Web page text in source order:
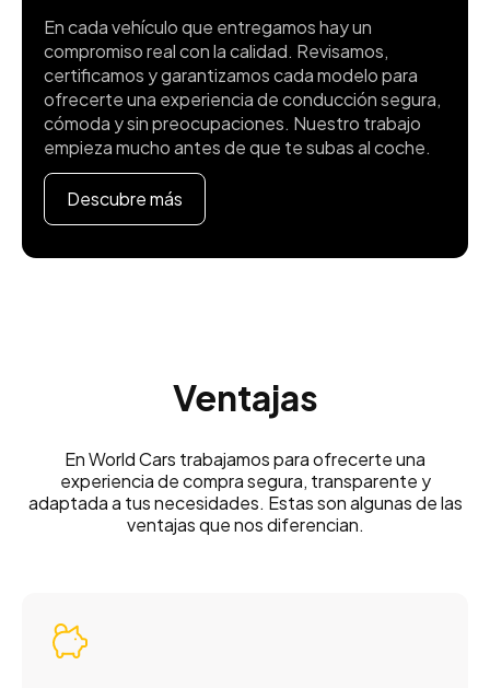
En cada vehículo que entregamos hay un
compromiso real con la calidad. Revisamos,
certificamos y garantizamos cada modelo para
ofrecerte una experiencia de conducción segura,
cómoda y sin preocupaciones. Nuestro trabajo
empieza mucho antes de que te subas al coche.
Descubre más
Ventajas
En World Cars trabajamos para ofrecerte una
experiencia de compra segura, transparente y
adaptada a tus necesidades. Estas son algunas de las
ventajas que nos diferencian.